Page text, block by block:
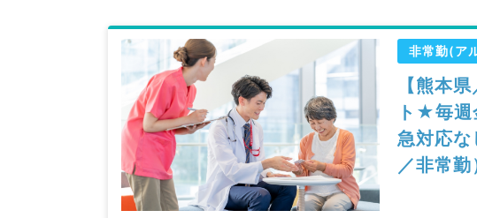
非常勤(ア
【熊本
ト★毎
急対応な
／非常勤